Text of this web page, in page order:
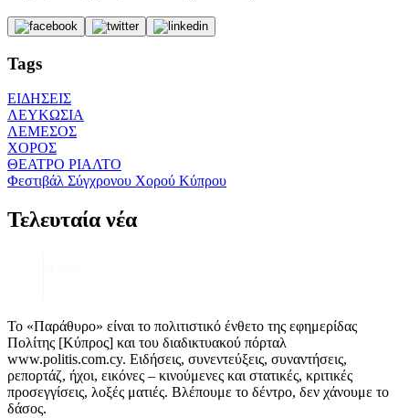
Tags
ΕΙΔΗΣΕΙΣ
ΛΕΥΚΩΣΙΑ
ΛΕΜΕΣΟΣ
ΧΟΡΟΣ
ΘΕΑΤΡΟ ΡΙΑΛΤΟ
Φεστιβάλ Σύγχρονου Χορού Κύπρου
Τελευταία νέα
Το «Παράθυρο» είναι το πολιτιστικό ένθετο της εφημερίδας
Πολίτης [Κύπρος] και του διαδικτυακού πόρταλ
www.politis.com.cy. Ειδήσεις, συνεντεύξεις, συναντήσεις,
ρεπορτάζ, ήχοι, εικόνες – κινούμενες και στατικές, κριτικές
προσεγγίσεις, λοξές ματιές. Βλέπουμε το δέντρο, δεν χάνουμε το
δάσος.